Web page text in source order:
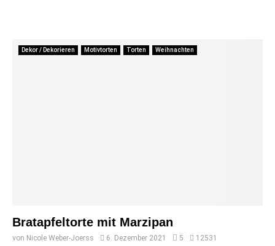
Dekor / Dekorieren Motivtorten Torten Weihnachten
Bratapfeltorte mit Marzipan
von Nicole Weber-Joerss 6. Dezember 2021 5 12531